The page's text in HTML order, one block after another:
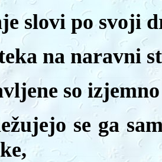
slovi po svoji
na naravni
so
se ga